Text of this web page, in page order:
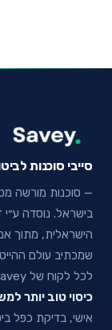
סייבי סוכנות לביטוח
— סוכנות מורשה
הישראלית, מתוך
שמכתיב עולם
לכל לקוח של Savey —
כיסוי טוב יותר
אישי, בדיקת כפל